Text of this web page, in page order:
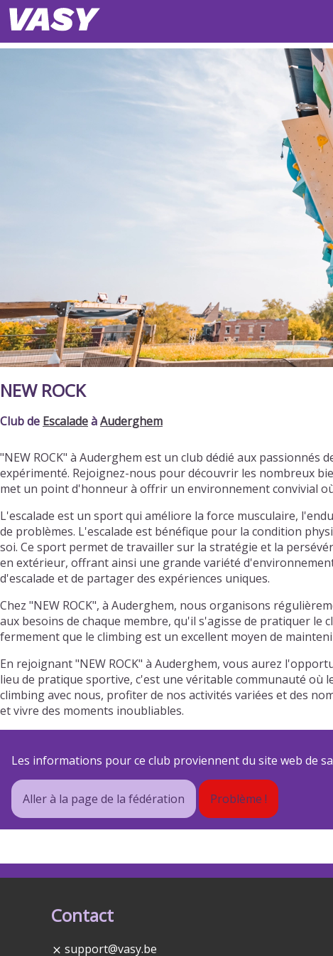
NEW ROCK
Club de EscaladeàAuderghem
"NEW ROCK" à Auderghem est un club dédié aux
expérimenté. Rejoignez-nous pour découvrir les nombreux
met un point d'honneur à offrir un environnement convivial
L'escalade est un sport qui améliore la force musculaire,
de problèmes. L'escalade est bénéfique pour la condition
soi. Ce sport permet de travailler sur la stratégie et la
en extérieur, offrant ainsi une grande variété
d'escalade et de partager des expériences uniques.
Chez "NEW ROCK", à Auderghem, nous organisons
aux besoins de chaque membre, qu'il s'agisse de pratiquer
fermement que le climbing est un excellent moyen de
En rejoignant "NEW ROCK" à Auderghem, vous aurez
lieu de pratique sportive, c'est une véritable communauté
climbing avec nous, profiter de nos activités variées et des
et vivre des moments inoubliables.
Les informations pour ce club proviennent du site web de
Aller à la page de la fédération Problème !
Contact
support@vasy.be